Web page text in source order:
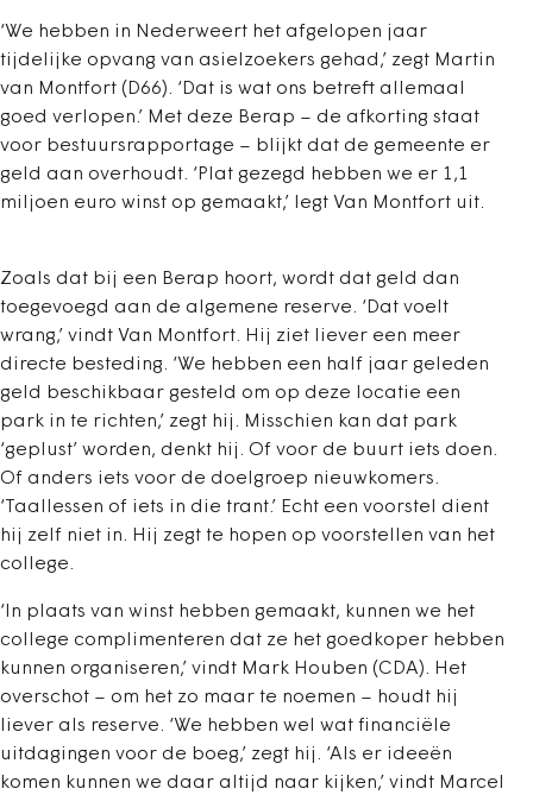
‘We hebben in Nederweert het afgelopen jaar
tijdelijke opvang van asielzoekers gehad,’ zegt Martin
van Montfort (D66). ‘Dat is wat ons betreft allemaal
goed verlopen.’ Met deze Berap – de afkorting staat
voor bestuursrapportage – blijkt dat de gemeente er
geld aan overhoudt. ‘Plat gezegd hebben we er 1,1
miljoen euro winst op gemaakt,’ legt Van Montfort uit.
Zoals dat bij een Berap hoort, wordt dat geld dan
toegevoegd aan de algemene reserve. ‘Dat voelt
wrang,’ vindt Van Montfort. Hij ziet liever een meer
directe besteding. ‘We hebben een half jaar geleden
geld beschikbaar gesteld om op deze locatie een
park in te richten,’ zegt hij. Misschien kan dat park
‘geplust’ worden, denkt hij. Of voor de buurt iets doen.
Of anders iets voor de doelgroep nieuwkomers.
‘Taallessen of iets in die trant.’ Echt een voorstel dient
hij zelf niet in. Hij zegt te hopen op voorstellen van het
college.
‘In plaats van winst hebben gemaakt, kunnen we het
college complimenteren dat ze het goedkoper hebben
kunnen organiseren,’ vindt Mark Houben (CDA). Het
overschot – om het zo maar te noemen – houdt hij
liever als reserve. ‘We hebben wel wat financiële
uitdagingen voor de boeg,’ zegt hij. ‘Als er ideeën
komen kunnen we daar altijd naar kijken,’ vindt Marcel